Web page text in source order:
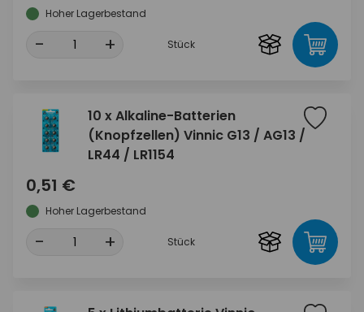
Hoher Lagerbestand
- + Stück
10 x Alkaline-Batterien
(Knopfzellen) Vinnic G13 / AG13 /
LR44 / LR1154
0,51 €
Hoher Lagerbestand
- + Stück